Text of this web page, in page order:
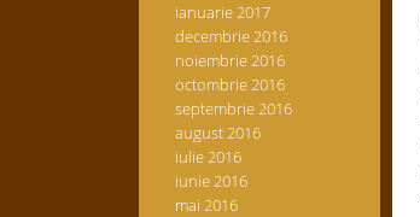
ianuarie 2017
decembrie 2016
noiembrie 2016
octombrie 2016
septembrie 2016
august 2016
iulie 2016
iunie 2016
mai 2016